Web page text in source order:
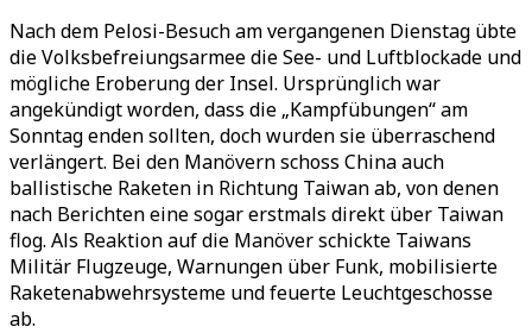
Nach dem Pelosi-Besuch am vergangenen Dienstag übte
die Volksbefreiungsarmee die See- und Luftblockade und
mögliche Eroberung der Insel. Ursprünglich war
angekündigt worden, dass die „Kampfübungen“ am
Sonntag enden sollten, doch wurden sie überraschend
verlängert. Bei den Manövern schoss China auch
ballistische Raketen in Richtung Taiwan ab, von denen
nach Berichten eine sogar erstmals direkt über Taiwan
flog. Als Reaktion auf die Manöver schickte Taiwans
Militär Flugzeuge, Warnungen über Funk, mobilisierte
Raketenabwehrsysteme und feuerte Leuchtgeschosse
ab.